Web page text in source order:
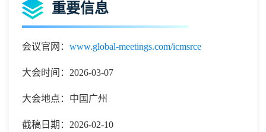
重要信息
会议官网： www.global-meetings.com/icmsrce
大会时间：2026-03-07
大会地点：中国广州
截稿日期：2026-02-10